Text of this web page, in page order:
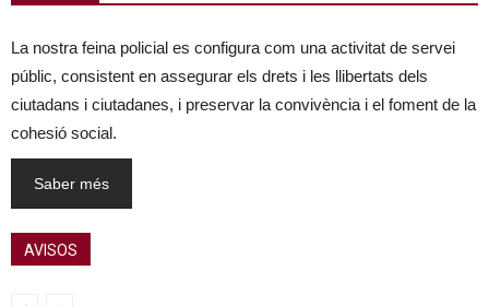
La nostra feina policial es configura com una activitat de servei
públic, consistent en assegurar els drets i les llibertats dels
ciutadans i ciutadanes, i preservar la convivència i el foment de la
cohesió social.
Saber més
AVISOS